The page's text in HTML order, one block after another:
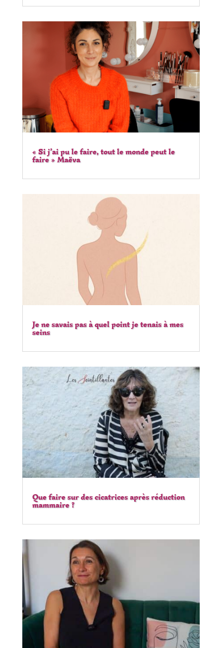
« Si j’ai pu le faire, tout le monde peut le
faire » Maëva
Je ne savais pas à quel point je tenais à mes
seins
Que faire sur des cicatrices après réduction
mammaire ?